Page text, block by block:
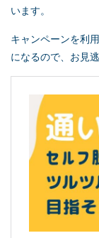
います。
キャンペーンを利
になるので、お見